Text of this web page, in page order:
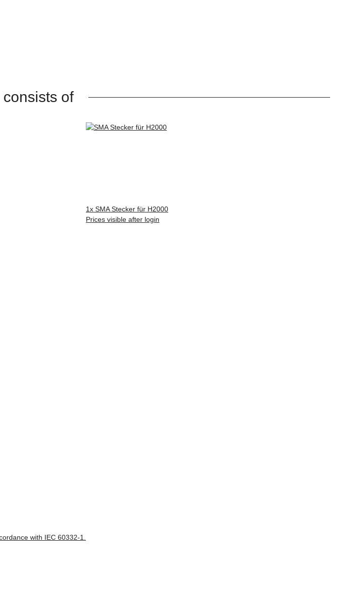
of
with IEC 60332-1.
1x SMA Stecker für H2000
Prices visible after login